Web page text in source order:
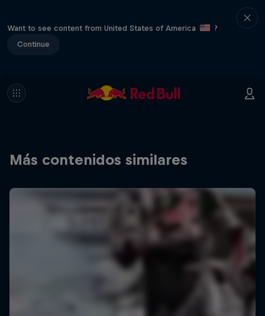
Want to see content from United States of America
?
Continue
Más contenidos similares